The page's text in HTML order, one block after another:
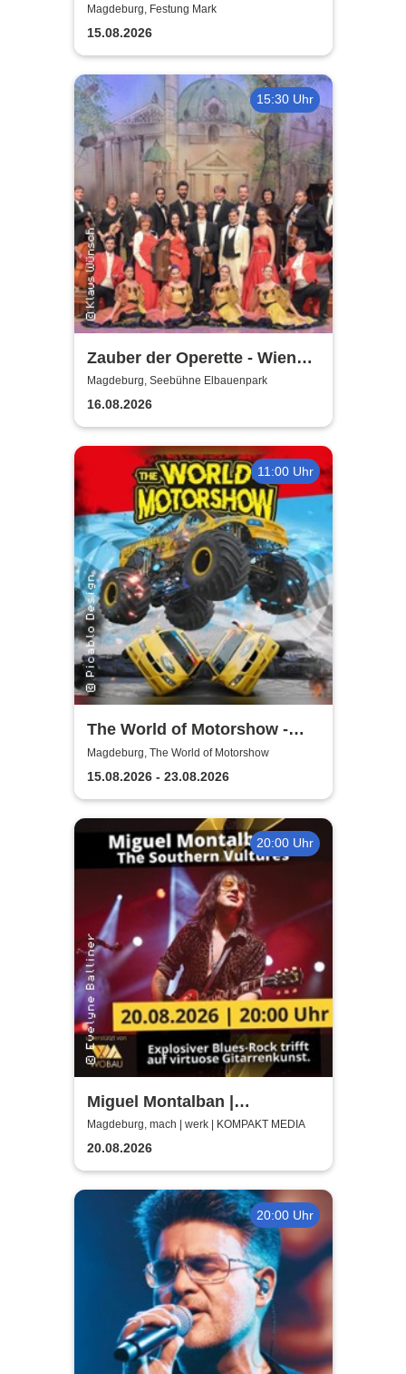
Magdeburg, Festung Mark
15.08.2026
15:30 Uhr
Zauber der Operette - Wiener
Operetten Revue mit Solisten,
Ballett und Orchester
Magdeburg, Seebühne Elbauenpark
16.08.2026
11:00 Uhr
The World of Motorshow -
Monster Showdown 2026
Magdeburg, The World of Motorshow
15.08.2026 - 23.08.2026
20:00 Uhr
Miguel Montalban |
Magdeburg | machwerk
Magdeburg, mach | werk | KOMPAKT MEDIA
20.08.2026
20:00 Uhr